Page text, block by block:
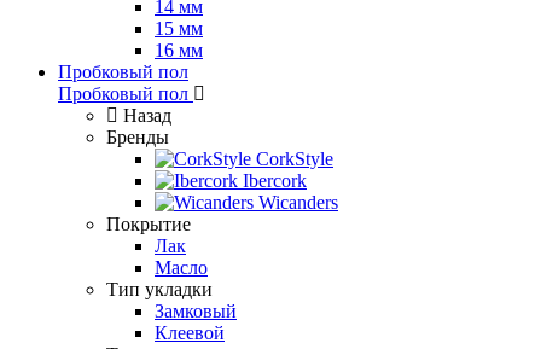
14 мм
15 мм
16 мм
Пробковый пол
Пробковый пол
Назад
Бренды
CorkStyle
Ibercork
Wicanders
Покрытие
Лак
Масло
Тип укладки
Замковый
Клеевой